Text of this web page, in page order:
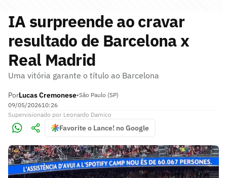
IA surpreende ao cravar
resultado de Barcelona x
Real Madrid
Uma vitória garante o título ao Barcelona
PorLucas Cremonese•São Paulo (SP)
09/05/202610:26
Supervisionado por Leonardo Damico
Favorite o Lance! no Google